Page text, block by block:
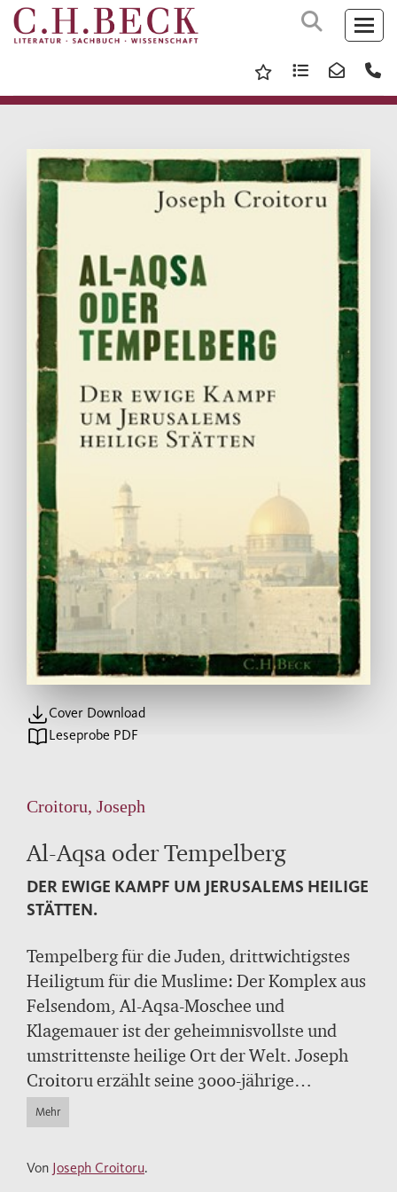
Cover Download
Leseprobe PDF
Croitoru, Joseph
Al-Aqsa oder Tempelberg
DER EWIGE KAMPF UM JERUSALEMS HEILIGE
STÄTTEN.
Tempelberg für die Juden, drittwichtigstes
Heiligtum für die Muslime: Der Komplex aus
Felsendom, Al-Aqsa-Moschee und
Klagemauer ist der geheimnisvollste und
umstrittenste heilige Ort der Welt. Joseph
Croitoru erzählt seine 3000-jährige
Geschichte und schildert, wie der Streit um
Jerusalems heilige Stätten seit dem 19.
Inzwischen planen jüdische Eiferer einen
Mehr
Von Joseph Croitoru.